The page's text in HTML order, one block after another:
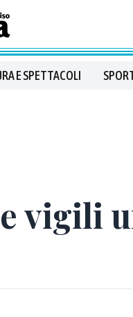
E SPETTACOLI
vigili